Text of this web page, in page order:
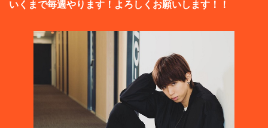
いくまで毎週やります！よろしくお願いします！！